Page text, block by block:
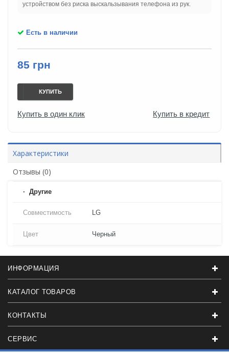
устройством без риска выскальзывания телефона из рук.
Есть в наличии
85 грн
КУПИТЬ
Купить в один клик Купить в кредит
Характеристики
Отзывы (0)
Другие
Совместимость LG
Цвет Черный
ИНФОРМАЦИЯ
КАТАЛОГ ТОВАРОВ
КОНТАКТЫ
СЕРВИС